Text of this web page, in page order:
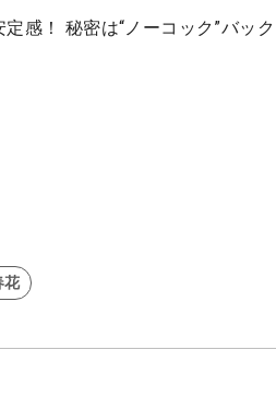
感！ 秘密は“ノーコック”バック
花